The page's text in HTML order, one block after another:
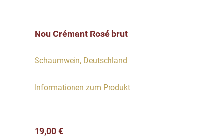
Nou Crémant Rosé brut
Schaumwein, Deutschland
Informationen zum Produkt
Regulärer Preis:
19,00 €